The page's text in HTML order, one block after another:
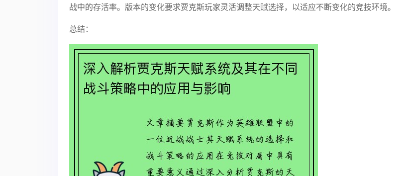
战中的存活率。版本的变化要求贾克斯玩家灵活调整天赋选择，以适应不断变化的竞技环境。
总结：